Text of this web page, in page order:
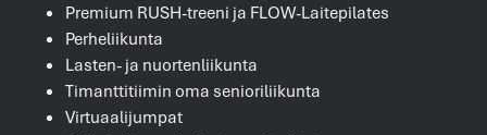
Premium RUSH-treeni ja FLOW-Laitepilates
Perheliikunta
Lasten- ja nuortenliikunta
Timanttitiimin oma senioriliikunta
Virtuaalijumpat